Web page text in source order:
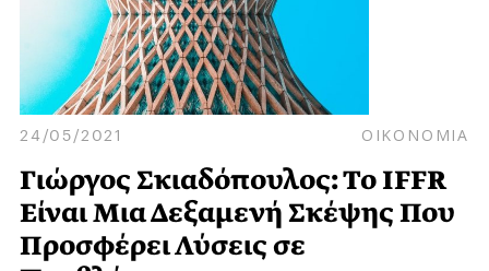
24/05/2021 ΟΙΚΟΝΟΜΙΑ
Γιώργος Σκιαδόπουλος: Το IFFR
Είναι Μια Δεξαμενή Σκέψης Που
Προσφέρει Λύσεις σε